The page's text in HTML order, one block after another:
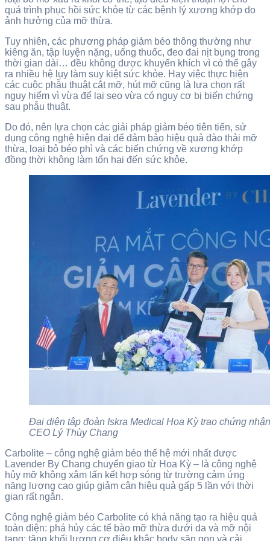
quá trình phục hồi sức khỏe từ các bệnh lý xương khớp do
ảnh hưởng của mỡ thừa.
Tuy nhiên, các phương pháp giảm béo thông thường như
kiêng ăn, tập luyện nặng, uống thuốc, đeo đai nịt bụng trong
thời gian dài… đều không được khuyến khích vì có thể gây
ra nhiều hệ lụy làm suy kiệt sức khỏe. Hay việc thực hiện
các cuộc phẫu thuật cắt mỡ, hút mỡ cũng là lựa chọn rất
nguy hiểm vì vừa để lại sẹo vừa có nguy cơ bị biến chứng
sau phẫu thuật.
Do đó, nên lựa chọn các giải pháp giảm béo tiên tiến, sử
dụng công nghệ hiện đại để đảm bảo hiệu quả đào thải mỡ
thừa, loại bỏ béo phì và các biến chứng về xương khớp
đồng thời không làm tổn hại đến sức khỏe.
Đại diện tập đoàn Iskra Medical Hoa Kỳ trao chứng
CEO Lý Thùy Chang
Carbolite – công nghệ giảm béo thế hệ mới nhất được
Lavender By Chang chuyển giao từ Hoa Kỳ – là công nghệ
hủy mỡ không xâm lấn kết hợp sóng từ trường cảm ứng
năng lượng cao giúp giảm cân hiệu quả gấp 5 lần với thời
gian rất ngắn.
Công nghệ giảm béo Carbolite có khả năng tạo ra hiệu quả
toàn diện: phá hủy các tế bào mỡ thừa dưới da và mỡ nội